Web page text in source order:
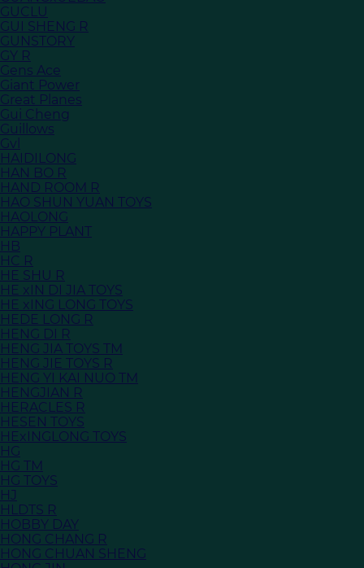
GUCLU
GUI SHENG R
GUNSTORY
GY R
Gens Ace
Giant Power
Great Planes
Gui Cheng
Guillows
Gvl
HAIDILONG
HAN BO R
HAND ROOM R
HAO SHUN YUAN TOYS
HAOLONG
HAPPY PLANT
HB
HC R
HE SHU R
HE xIN DI JIA TOYS
HE xING LONG TOYS
HEDE LONG R
HENG DI R
HENG JIA TOYS TM
HENG JIE TOYS R
HENG YI KAI NUO TM
HENGJIAN R
HERACLES R
HESEN TOYS
HExINGLONG TOYS
HG
HG TM
HG TOYS
HJ
HLDTS R
HOBBY DAY
HONG CHANG R
HONG CHUAN SHENG